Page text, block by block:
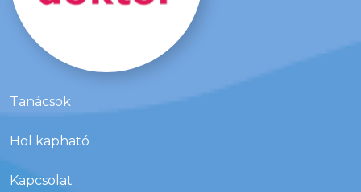
Tanácsok
Hol kapható
Kapcsolat